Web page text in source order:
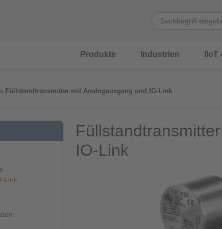
Produkte Industrien
Füllstandtransmitter mit Analogausgang und IO-Link
Link
IO-Link